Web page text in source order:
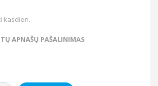
kasdien.
APNAŠŲ PAŠALINIMAS